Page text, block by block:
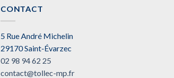
CONTACT
5 Rue André Michelin
29170 Saint-Évarzec
02 98 94 62 25
contact@tollec-mp.fr